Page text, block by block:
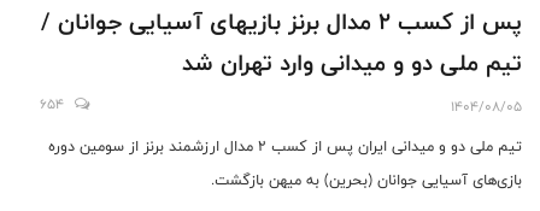
پس از کسب 2 مدال برنز بازیهای آسیایی جوانان /
تیم ملی دو و میدانی وارد تهران شد
1404/08/05
654
تیم ملی دو و میدانی ایران پس از کسب 2 مدال ارزشمند برنز از سومین دوره
بازی‌های آسیایی جوانان (بحرین) به میهن بازگشت.